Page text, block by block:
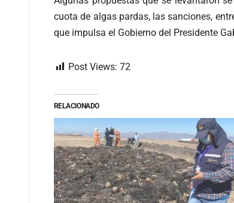
cuota de algas pardas, las sanciones,
que impulsa el Gobierno del Presidente
Post Views: 72
RELACIONADO